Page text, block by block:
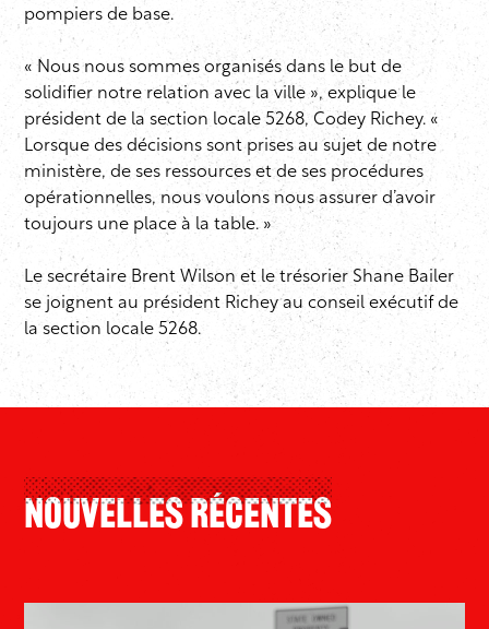
pompiers de base.
« Nous nous sommes organisés dans le but de
solidifier notre relation avec la ville », explique le
président de la section locale 5268, Codey Richey. «
Lorsque des décisions sont prises au sujet de notre
ministère, de ses ressources et de ses procédures
opérationnelles, nous voulons nous assurer d’avoir
toujours une place à la table. »
Le secrétaire Brent Wilson et le trésorier Shane Bailer
se joignent au président Richey au conseil exécutif de
la section locale 5268.
Nouvelles Récentes